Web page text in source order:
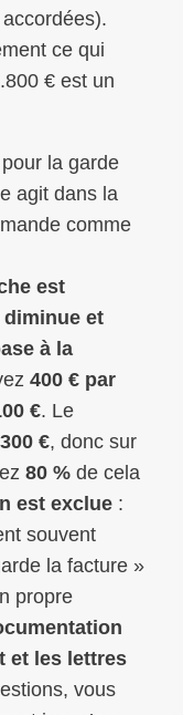
ce qui
€ est un
la garde
agit dans la
comme
est
et
à la
400 € par
€. Le
300 €, donc sur
80 % de cela
est exclue :
souvent
la facture »
propre
et les lettres
vous